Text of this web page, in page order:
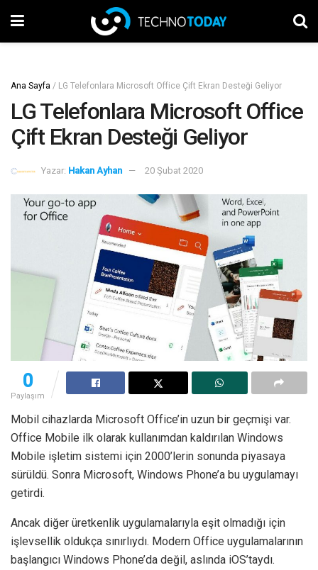
Ana Sayfa / LG Telefonlara Microsoft Office Çift Ekran Desteği Geliyor
LG Telefonlara Microsoft Office
Çift Ekran Desteği Geliyor
Yazar: Hakan Ayhan 20 Şubat 2020
0
Paylaşım
Mobil cihazlarda Microsoft Office’in uzun bir geçmişi var.
Office Mobile ilk olarak kullanımdan kaldırılan Windows
Mobile işletim sistemi için 2000’lerin sonunda piyasaya
sürüldü. Sonra Microsoft, Windows Phone’a bu uygulamayı
getirdi.
Ancak diğer üretkenlik uygulamalarıyla eşit olmadığı için
işlevsellik oldukça sınırlıydı. Modern Office uygulamalarının
başlangıcı Windows Phone’da değil, aslında iOS’taydı.